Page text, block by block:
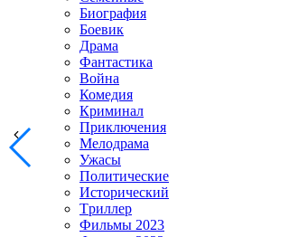
Биография
Боевик
Драма
Фантастика
Война
Комедия
Криминал
Приключения
Мелодрама
Ужасы
Политические
Исторический
Tриллер
Фильмы 2023